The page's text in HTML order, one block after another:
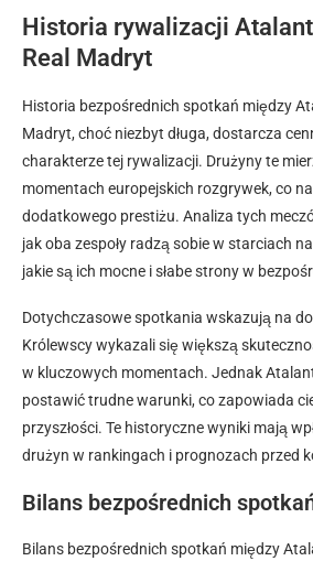
Historia rywalizacji
Real Madryt
Historia bezpośrednich spotkań między
Madryt, choć niezbyt długa, dostarcza
charakterze tej rywalizacji. Drużyny te
momentach europejskich rozgrywek, co
dodatkowego prestiżu. Analiza tych
jak oba zespoły radzą sobie w starciach
jakie są ich mocne i słabe strony w
Dotychczasowe spotkania wskazują na
Królewscy wykazali się większą
w kluczowych momentach. Jednak
postawić trudne warunki, co zapowiada
przyszłości. Te historyczne wyniki mają
drużyn w rankingach i prognozach przed
Bilans bezpośrednich
Bilans bezpośrednich spotkań między